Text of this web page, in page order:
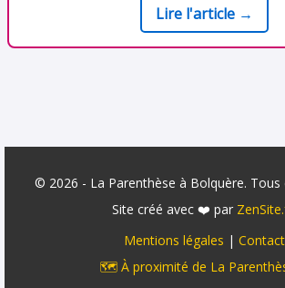
Lire l'article →
© 2026 - La Parenthèse à Bolquère. Tous
Site créé avec ❤️ par
Mentions légales | Contact
🗺️ À proximité de La